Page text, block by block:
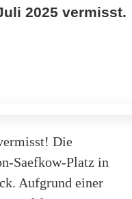
2025 vermisst.
Die
Saefkow-Platz in
Aufgrund einer